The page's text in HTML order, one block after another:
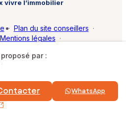
par :
WhatsApp
vivre l’immobilier
Tous droits réservés.
· Plan du site conseillers ·
Mentions légales ·
· Paramétrer mes cookies